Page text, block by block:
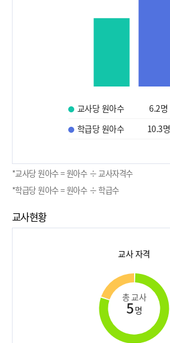
교사당 원아수 6.2명
학급당 원아수
10.3명
*교사당 원아수 = 원아수 ÷ 교사자격수
*학급당 원아수 = 원아수 ÷ 학급수
교사현황
교사 자격
총 교사
5명